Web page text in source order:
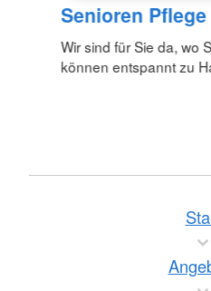
Senioren Pflege
Wir sind für Sie da, wo
können entspannt zu